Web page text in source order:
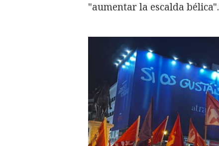
"aumentar la escalda bélica".